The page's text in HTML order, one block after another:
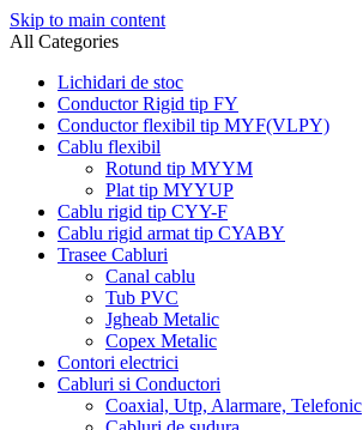
Skip to main content
All Categories
Lichidari de stoc
Conductor Rigid tip FY
Conductor flexibil tip MYF(VLPY)
Cablu flexibil
Rotund tip MYYM
Plat tip MYYUP
Cablu rigid tip CYY-F
Cablu rigid armat tip CYABY
Trasee Cabluri
Canal cablu
Tub PVC
Jgheab Metalic
Copex Metalic
Contori electrici
Cabluri si Conductori
Coaxial, Utp, Alarmare, Telefonic